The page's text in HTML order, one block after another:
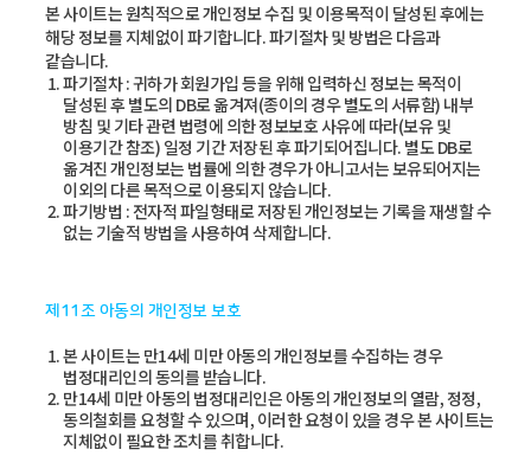
본 사이트는 원칙적으로 개인정보 수집 및 이용목적이 달성된 후에는
해당 정보를 지체없이 파기합니다. 파기절차 및 방법은 다음과
같습니다.
파기절차 : 귀하가 회원가입 등을 위해 입력하신 정보는 목적이
달성된 후 별도의 DB로 옮겨져(종이의 경우 별도의 서류함) 내부
방침 및 기타 관련 법령에 의한 정보보호 사유에 따라(보유 및
이용기간 참조) 일정 기간 저장된 후 파기되어집니다. 별도 DB로
옮겨진 개인정보는 법률에 의한 경우가 아니고서는 보유되어지는
이외의 다른 목적으로 이용되지 않습니다.
파기방법 : 전자적 파일형태로 저장된 개인정보는 기록을 재생할 수
없는 기술적 방법을 사용하여 삭제합니다.
제11조 아동의 개인정보 보호
본 사이트는 만14세 미만 아동의 개인정보를 수집하는 경우
법정대리인의 동의를 받습니다.
만14세 미만 아동의 법정대리인은 아동의 개인정보의 열람, 정정,
동의철회를 요청할 수 있으며, 이러한 요청이 있을 경우 본 사이트는
지체없이 필요한 조치를 취합니다.